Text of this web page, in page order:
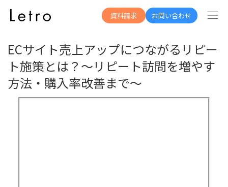
資料請求 お問い合わせ
資料一覧へ
ECサイト売上アップにつながるリピー
ト施策とは？～リピート訪問を増やす
方法・購入率改善まで～